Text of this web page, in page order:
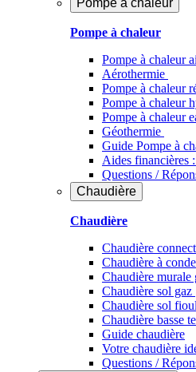
Pompe à chaleur
Pompe à chaleur
Pompe à chaleur
Aérothermie
Pompe à chaleur
Pompe à chaleur
Pompe à chaleur​
Géothermie
Guide Pompe à
Aides financières
Questions /
Chaudière
Chaudière
Chaudière
Chaudière à
Chaudière murale
Chaudière sol gaz
Chaudière sol fioul
Chaudière basse
Guide chaudière
Votre chaudière
Questions /